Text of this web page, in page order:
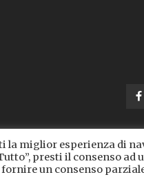
qui contenute
miglior esperienza di
presti il consenso
un consenso